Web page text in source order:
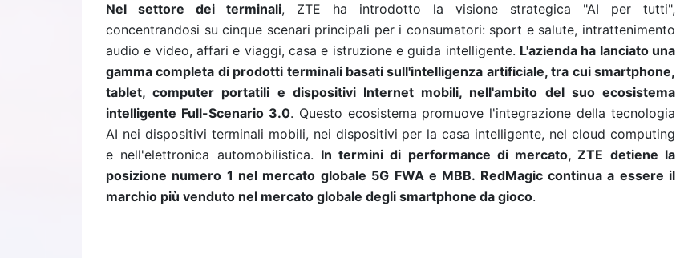
Nel settore dei terminali, ZTE ha introdotto la visione strategica "AI per tutti",
concentrandosi su cinque scenari principali per i consumatori: sport e salute, intrattenimento
audio e video, affari e viaggi, casa e istruzione e guida intelligente. L'azienda ha lanciato una
gamma completa di prodotti terminali basati sull'intelligenza artificiale, tra cui smartphone,
tablet, computer portatili e dispositivi Internet mobili, nell'ambito del suo ecosistema
intelligente Full-Scenario 3.0. Questo ecosistema promuove l'integrazione della tecnologia
AI nei dispositivi terminali mobili, nei dispositivi per la casa intelligente, nel cloud computing
e nell'elettronica automobilistica. In termini di performance di mercato, ZTE detiene la
posizione numero 1 nel mercato globale 5G FWA e MBB. RedMagic continua a essere il
marchio più venduto nel mercato globale degli smartphone da gioco.